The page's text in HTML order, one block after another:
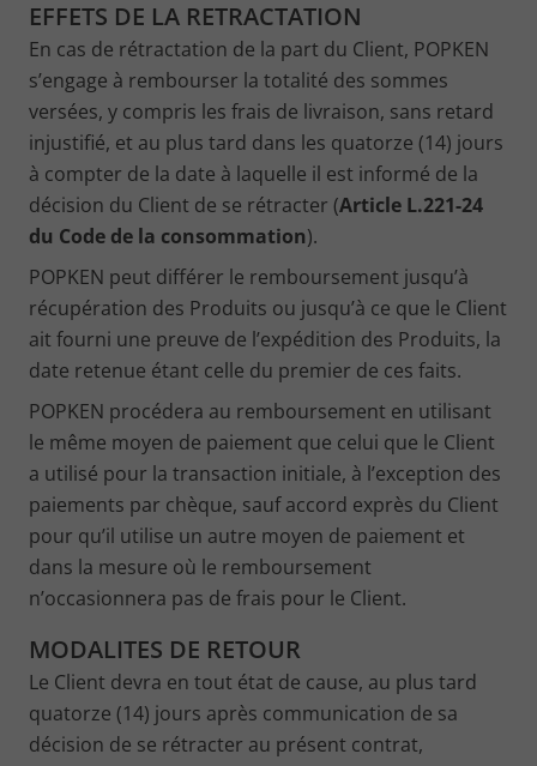
EFFETS DE LA RETRACTATION
En cas de rétractation de la part du Client, POPKEN
s’engage à rembourser la totalité des sommes
versées, y compris les frais de livraison, sans retard
injustifié, et au plus tard dans les quatorze (14) jours
à compter de la date à laquelle il est informé de la
décision du Client de se rétracter (Article L.221-24
du Code de la consommation).
POPKEN peut différer le remboursement jusqu’à
récupération des Produits ou jusqu’à ce que le Client
ait fourni une preuve de l’expédition des Produits, la
date retenue étant celle du premier de ces faits.
POPKEN procédera au remboursement en utilisant
le même moyen de paiement que celui que le Client
a utilisé pour la transaction initiale, à l’exception des
paiements par chèque, sauf accord exprès du Client
pour qu’il utilise un autre moyen de paiement et
dans la mesure où le remboursement
n’occasionnera pas de frais pour le Client.
MODALITES DE RETOUR
Le Client devra en tout état de cause, au plus tard
quatorze (14) jours après communication de sa
décision de se rétracter au présent contrat,